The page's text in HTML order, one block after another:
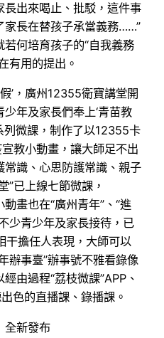
出來喝止、批駁，這件事
家長在替孩子承當義務……”
何培育孩子的“自我義務
有用的提出。
’，廣州12355衛寶講堂開
年及家長們奉上‘青苗教
列微課，制作了以12355卡
教小動畫，讓大師足不出
識、心思防護常識、親子
”已上線七節微課，
畫也在“廣州青年”、“進
少青少年及家長接待，已
干擔任人表現，大師可以
辦事臺”辦事號不雅看錄像
由過程“荔枝微課”APP、
色的直播課、錄播課。
全新發布